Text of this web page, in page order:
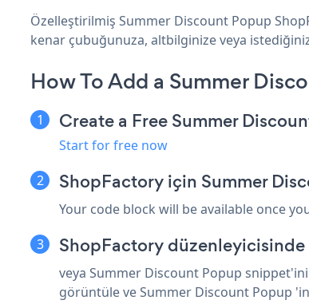
Özelleştirilmiş Summer Discount Popup
kenar çubuğunuza, altbilginize veya
How To Add a Summer
Create a Free Summer
Start for free now
ShopFactory için Summer
Your code block will be available once
ShopFactory
veya Summer Discount Popup
görüntüle ve Summer Discount Popup